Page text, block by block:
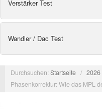
Verstärker Test
Wandler / Dac Test
Durchsuchen:Startseite / 2026
Phasenkorrektur: Wie das MPL